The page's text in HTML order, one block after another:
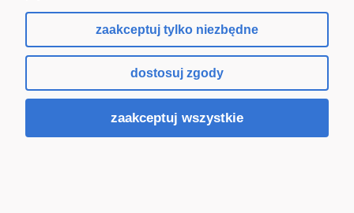
zaakceptuj tylko niezbędne
dostosuj zgody
zaakceptuj wszystkie